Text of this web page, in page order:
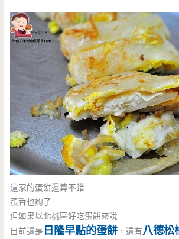
這家的蛋餅還算不錯
蛋香也夠了
但如果以北桃區好吃蛋餅來說
目前還是 日隆早點的蛋餅 ，還有八德松